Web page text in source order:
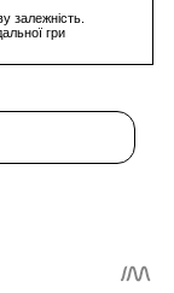
залежність.
гри